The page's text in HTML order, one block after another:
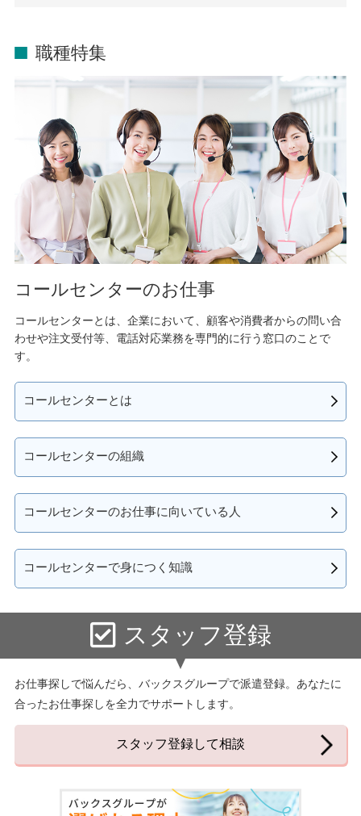
職種特集
コールセンターのお仕事
コールセンターとは、企業において、顧客や消費者からの問い合
わせや注文受付等、電話対応業務を専門的に行う窓口のことで
す。
コールセンターとは
コールセンターの組織
コールセンターのお仕事に向いている人
コールセンターで身につく知識
スタッフ登録
お仕事探しで悩んだら、バックスグループで派遣登録。あなたに
合ったお仕事探しを全力でサポートします。
スタッフ登録して相談